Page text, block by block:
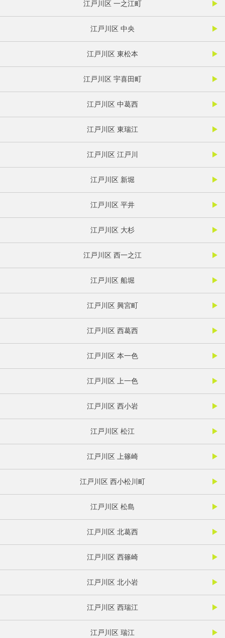
江戸川区 一之江町
江戸川区 中央
江戸川区 東松本
江戸川区 宇喜田町
江戸川区 中葛西
江戸川区 東瑞江
江戸川区 江戸川
江戸川区 新堀
江戸川区 平井
江戸川区 大杉
江戸川区 西一之江
江戸川区 船堀
江戸川区 興宮町
江戸川区 西葛西
江戸川区 本一色
江戸川区 上一色
江戸川区 西小岩
江戸川区 松江
江戸川区 上篠崎
江戸川区 西小松川町
江戸川区 松島
江戸川区 北葛西
江戸川区 西篠崎
江戸川区 北小岩
江戸川区 西瑞江
江戸川区 瑞江